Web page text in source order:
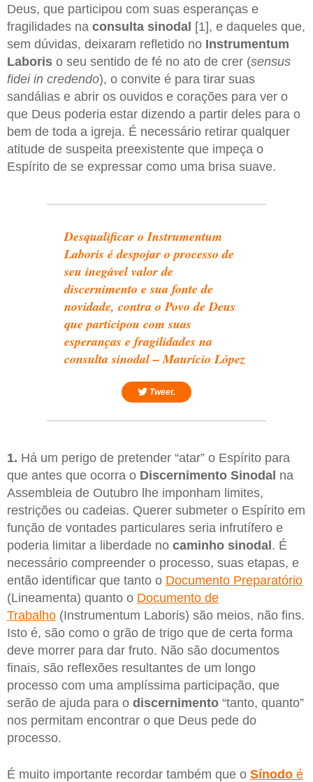
Deus, que participou com suas esperanças e
fragilidades na consulta sinodal [1], e daqueles que,
sem dúvidas, deixaram refletido no Instrumentum
Laboris o seu sentido de fé no ato de crer (sensus
fidei in credendo), o convite é para tirar suas
sandálias e abrir os ouvidos e corações para ver o
que Deus poderia estar dizendo a partir deles para o
bem de toda a igreja. É necessário retirar qualquer
atitude de suspeita preexistente que impeça o
Espírito de se expressar como uma brisa suave.
Desqualificar o Instrumentum
Laboris é despojar o processo de
seu inegável valor de
discernimento e sua fonte de
novidade, contra o Povo de Deus
que participou com suas
esperanças e fragilidades na
consulta sinodal – Maurício López
Tweet.
1. Há um perigo de pretender “atar” o Espírito para
que antes que ocorra o Discernimento Sinodal na
Assembleia de Outubro lhe imponham limites,
restrições ou cadeias. Querer submeter o Espírito em
função de vontades particulares seria infrutífero e
poderia limitar a liberdade no caminho sinodal. É
necessário compreender o processo, suas etapas, e
então identificar que tanto o Documento Preparatório
(Lineamenta) quanto o Documento de
Trabalho (Instrumentum Laboris) são meios, não fins.
Isto é, são como o grão de trigo que de certa forma
deve morrer para dar fruto. Não são documentos
finais, são reflexões resultantes de um longo
processo com uma amplíssima participação, que
serão de ajuda para o discernimento “tanto, quanto”
nos permitam encontrar o que Deus pede do
processo.
É muito importante recordar também que o Sínodo é